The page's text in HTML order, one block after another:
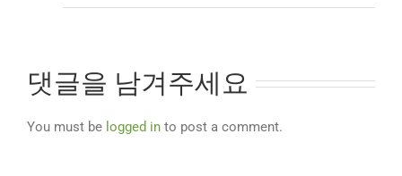
댓글을 남겨주세요
You must be logged in to post a comment.